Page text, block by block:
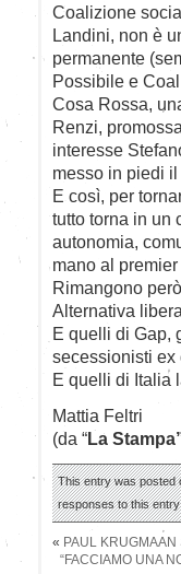
Coalizione
Landini, non è
permanente
Possibile e
Cosa Rossa,
Renzi,
interesse
messo in piedi
E così, per
tutto torna in un
autonomia,
mano al
Rimangono
Alternativa
E quelli di Gap,
secessionisti ex
E quelli di Italia
Mattia Feltri
(da “La
This entry was posted
responses to this
« PAUL KRUGMAAN
“FACCIAMO UNA